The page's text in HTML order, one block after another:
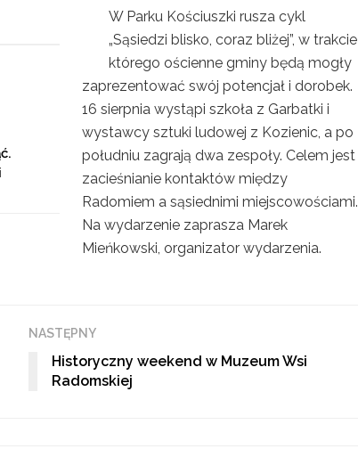
W Parku Kościuszki rusza cykl
„Sąsiedzi blisko, coraz bliżej”, w trakcie
którego ościenne gminy będą mogły
zaprezentować swój potencjał i dorobek.
16 sierpnia wystąpi szkoła z Garbatki i
wystawcy sztuki ludowej z Kozienic, a po
południu zagrają dwa zespoły. Celem jest
zacieśnianie kontaktów między
Radomiem a sąsiednimi miejscowościami.
Na wydarzenie zaprasza Marek
Mieńkowski, organizator wydarzenia.
NASTĘPNY
Historyczny weekend w Muzeum Wsi
Radomskiej